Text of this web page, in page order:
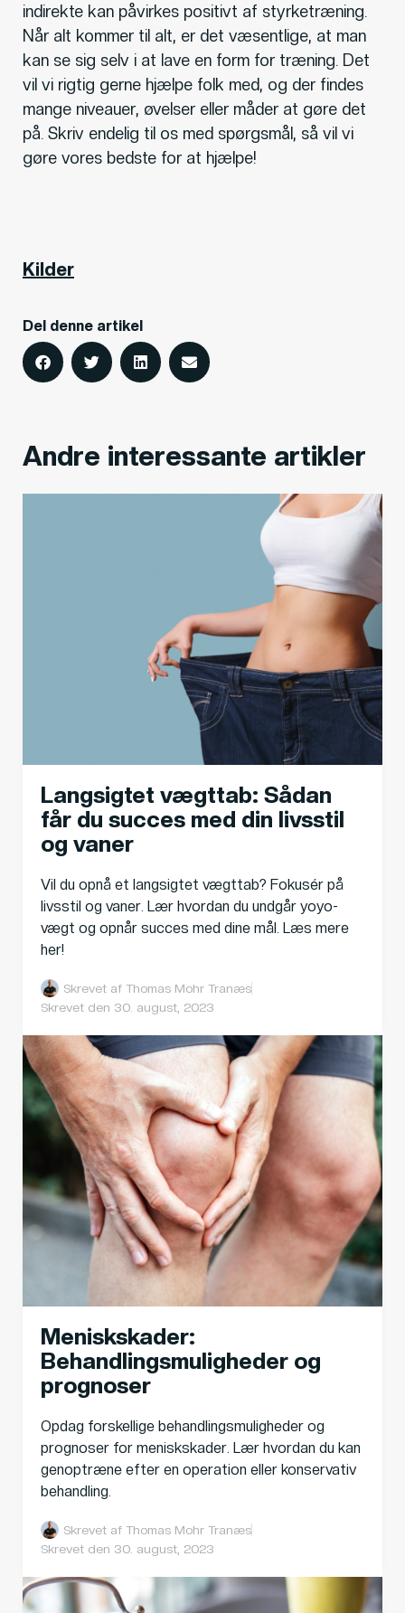
indirekte kan påvirkes positivt af styrketræning.
Når alt kommer til alt, er det væsentlige, at man
kan se sig selv i at lave en form for træning. Det
vil vi rigtig gerne hjælpe folk med, og der findes
mange niveauer, øvelser eller måder at gøre det
på. Skriv endelig til os med spørgsmål, så vil vi
gøre vores bedste for at hjælpe!
Kilder
Del denne artikel
Andre interessante artikler
Langsigtet vægttab: Sådan
får du succes med din livsstil
og vaner
Vil du opnå et langsigtet vægttab? Fokusér på
livsstil og vaner. Lær hvordan du undgår yoyo-
vægt og opnår succes med dine mål. Læs mere
her!
Skrevet af Thomas Mohr Tranæs
Skrevet den 30. august, 2023
Meniskskader:
Behandlingsmuligheder og
prognoser
Opdag forskellige behandlingsmuligheder og
prognoser for meniskskader. Lær hvordan du kan
genoptræne efter en operation eller konservativ
behandling.
Skrevet af Thomas Mohr Tranæs
Skrevet den 30. august, 2023